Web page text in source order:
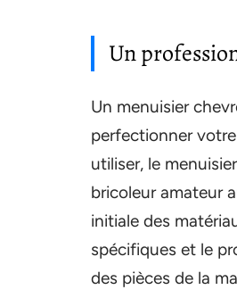
Un
Un menuisier
perfectionner votre
utiliser, le
bricoleur amateur
initiale des
spécifiques et le
des pièces de la